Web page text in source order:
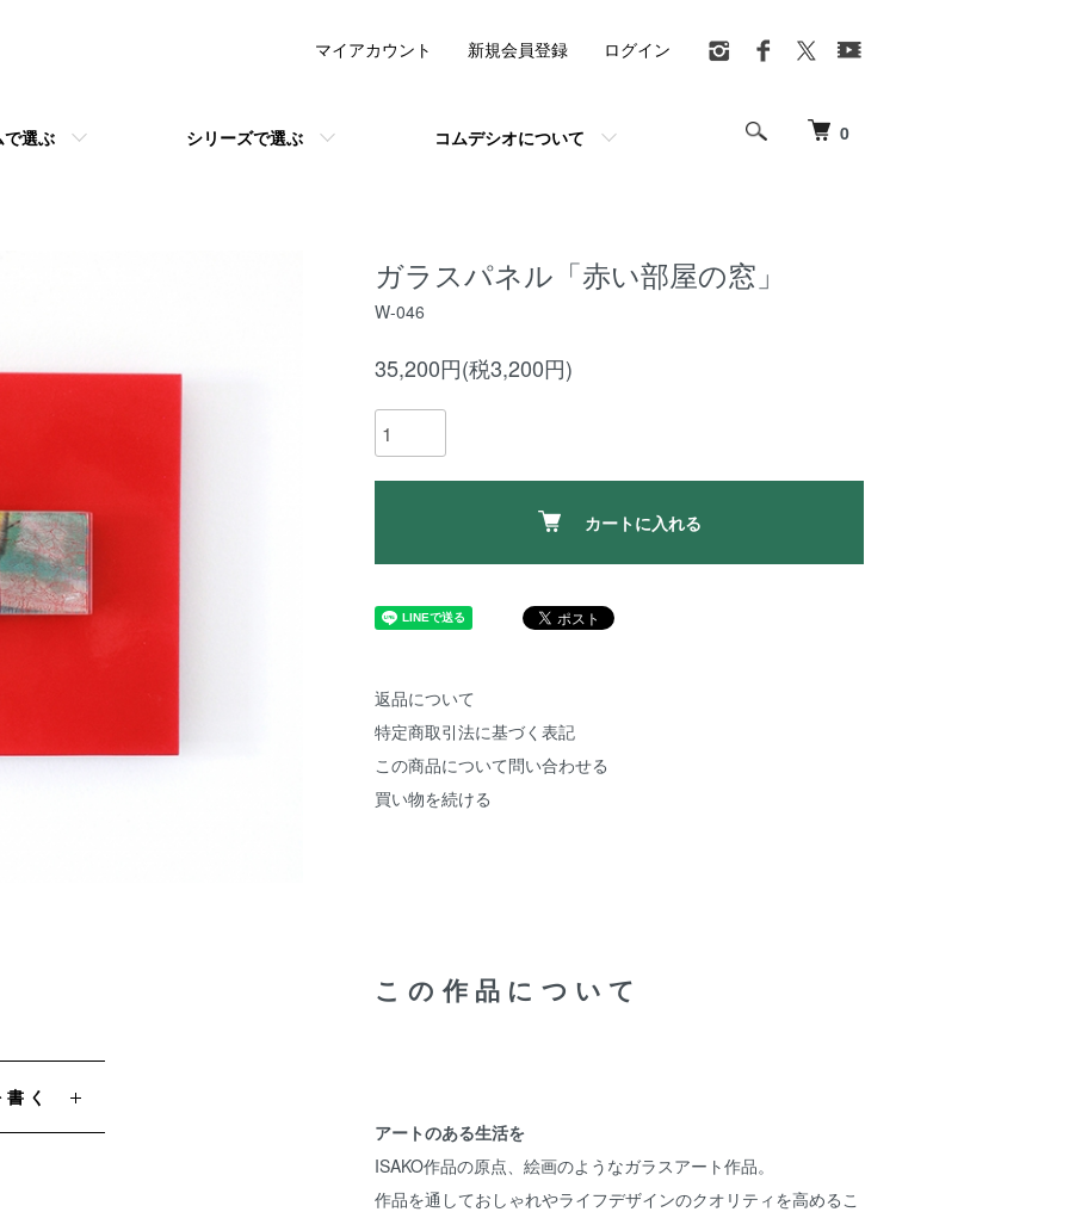
0
選ぶ シリーズで選ぶ コムデシオについて
マイアカウント 新規会員登録 ログイン
ガラスパネル「赤い部屋の窓」
W-046
35,200円(税3,200円)
カートに入れる
返品について
特定商取引法に基づく表記
この商品について問い合わせる
買い物を続ける
この作品について
アートのある生活を
ISAKO作品の原点、絵画のようなガラスアート作品。
作品を通しておしゃれやライフデザインのクオリティを高めるこ
く